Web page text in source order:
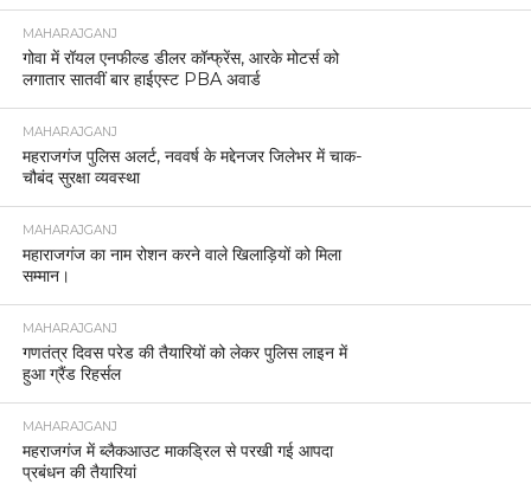
MAHARAJGANJ
गोवा में रॉयल एनफील्ड डीलर कॉन्फ्रेंस, आरके मोटर्स को
लगातार सातवीं बार हाईएस्ट PBA अवार्ड
MAHARAJGANJ
महराजगंज पुलिस अलर्ट, नववर्ष के मद्देनजर जिलेभर में चाक-
चौबंद सुरक्षा व्यवस्था
MAHARAJGANJ
महाराजगंज का नाम रोशन करने वाले खिलाड़ियों को मिला
सम्मान।
MAHARAJGANJ
गणतंत्र दिवस परेड की तैयारियों को लेकर पुलिस लाइन में
हुआ ग्रैंड रिहर्सल
MAHARAJGANJ
महराजगंज में ब्लैकआउट माकड्रिल से परखी गई आपदा
प्रबंधन की तैयारियां